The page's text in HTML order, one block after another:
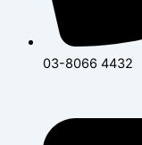
03-8066 4432